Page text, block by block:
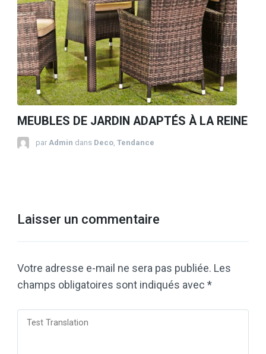
MEUBLES DE JARDIN ADAPTÉS À LA REINE
par Admin dans Deco Tendance
Laisser un commentaire
Votre adresse e-mail ne sera pas publiée. Les
champs obligatoires sont indiqués avec *